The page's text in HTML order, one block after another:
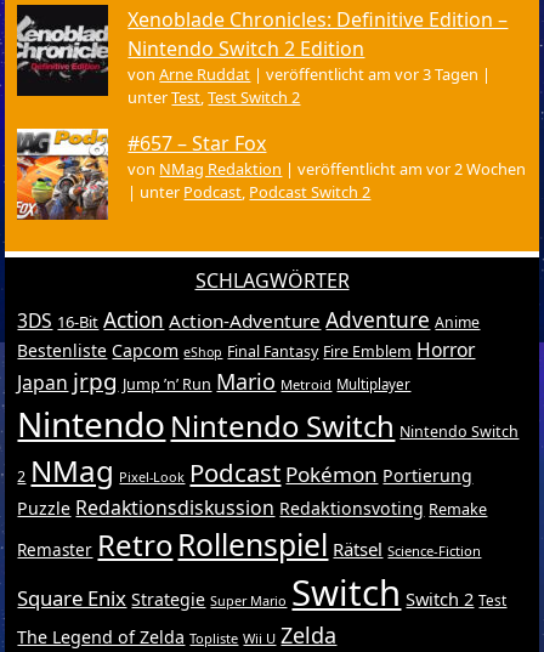
Xenoblade Chronicles: Definitive Edition –
Nintendo Switch 2 Edition
vonArne Ruddat |veröffentlicht am vor 3 Tagen |
unterTest,Test Switch 2
#657 – Star Fox
von NMag Redaktion |veröffentlicht am vor 2 Wochen
| unter Podcast, Podcast Switch 2
SCHLAGWÖRTER
3DS 16-Bit Action Action-Adventure Adventure Anime
Bestenliste Capcom eShop Final Fantasy Fire Emblem Horror
Japan jrpg Jump ’n’ Run Mario Metroid Multiplayer
Nintendo Nintendo Switch Nintendo Switch
2 NMag Pixel-Look Podcast Pokémon Portierung
Puzzle Redaktionsdiskussion Redaktionsvoting Remake
Remaster RetroRollenspiel Rätsel Science-Fiction
Square Enix Strategie Super Mario Switch Switch 2 Test
The Legend of Zelda Topliste Wii U Zelda